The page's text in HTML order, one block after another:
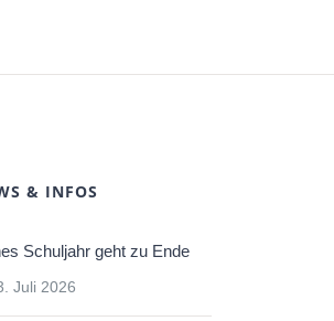
& INFOS
Schuljahr geht zu Ende
Juli 2026